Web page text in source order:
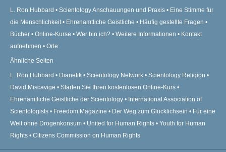
L. Ron Hubbard Scientology Anschauungen und Praxis
Eine Stimme für
die Menschlichkeit
Ehrenamtliche Geistliche
Häufig gestellte Fragen
Bücher
Online-Kurse Wer bin ich? Weitere Informationen
Kontakt
aufnehmen
Orte
Ähnliche Seiten
L. Ron Hubbard Dianetik Scientology Network
Scientology Religion
David Miscavige
Starten Sie Ihren kostenlosen Online-Kurs
Ehrenamtliche Geistliche der Scientology
International Association of
Scientologists
Freedom Magazine Der Weg zum Glücklichsein
Für eine
Welt ohne Drogenkonsum
United for Human Rights
Youth for Human
Rights
Citizens Commission on Human Rights